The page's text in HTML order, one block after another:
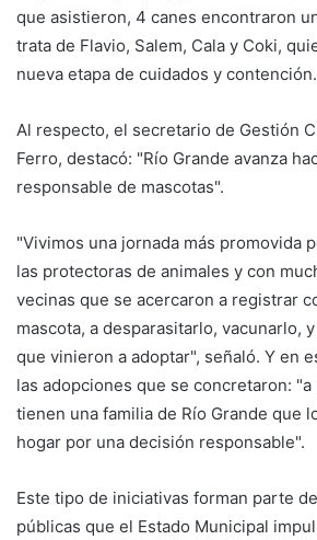
que asistieron, 4 canes encontraron
trata de Flavio, Salem, Cala y Coki,
nueva etapa de cuidados y contención.
Al respecto, el secretario de Gestión
Ferro, destacó: "Río Grande avanza
responsable de mascotas".
"Vivimos una jornada más promovida
las protectoras de animales y con
vecinas que se acercaron a registrar
mascota, a desparasitarlo, vacunarlo,
que vinieron a adoptar", señaló. Y en
las adopciones que se concretaron:
tienen una familia de Río Grande que
hogar por una decisión responsable".
Este tipo de iniciativas forman parte
públicas que el Estado Municipal